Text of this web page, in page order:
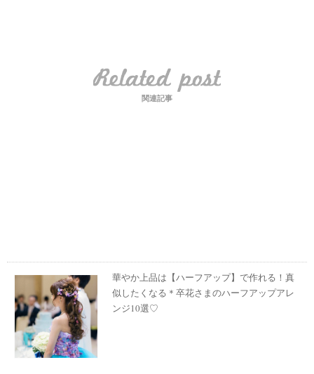
関連記事
華やか上品は【ハーフアップ】で作れる！真
似したくなる＊卒花さまのハーフアップアレ
ンジ10選♡